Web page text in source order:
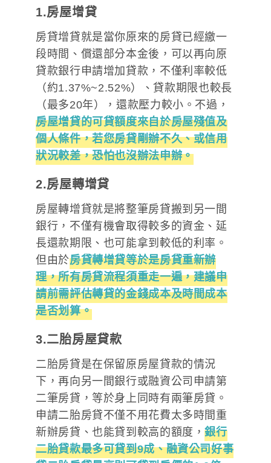
1.房屋增貸
房貸增貸就是當你原來的房貸已經繳一
段時間、償還部分本金後，可以再向原
貸款銀行申請增加貸款，不僅利率較低
（約1.37%~2.52%）、貸款期限也較長
（最多20年），還款壓力較小。不過，
房屋增貸的可貸額度來自於房屋殘值及
個人條件，若您房貸剛辦不久、或信用
狀況較差，恐怕也沒辦法申辦。
2.房屋轉增貸
房屋轉增貸就是將整筆房貸搬到另一間
銀行，不僅有機會取得較多的資金、延
長還款期限、也可能拿到較低的利率。
但由於房貸轉增貸等於是房貸重新辦
理，所有房貸流程須重走一遍，建議申
請前需評估轉貸的金錢成本及時間成本
是否划算。
3.二胎房屋貸款
二胎房貸是在保留原房屋貸款的情況
下，再向另一間銀行或融資公司申請第
二筆房貸，等於身上同時有兩筆房貸。
申請二胎房貸不僅不用花費太多時間重
新辦房貸、也能貸到較高的額度，銀行
二胎貸款最多可貸到9成、融資公司好事